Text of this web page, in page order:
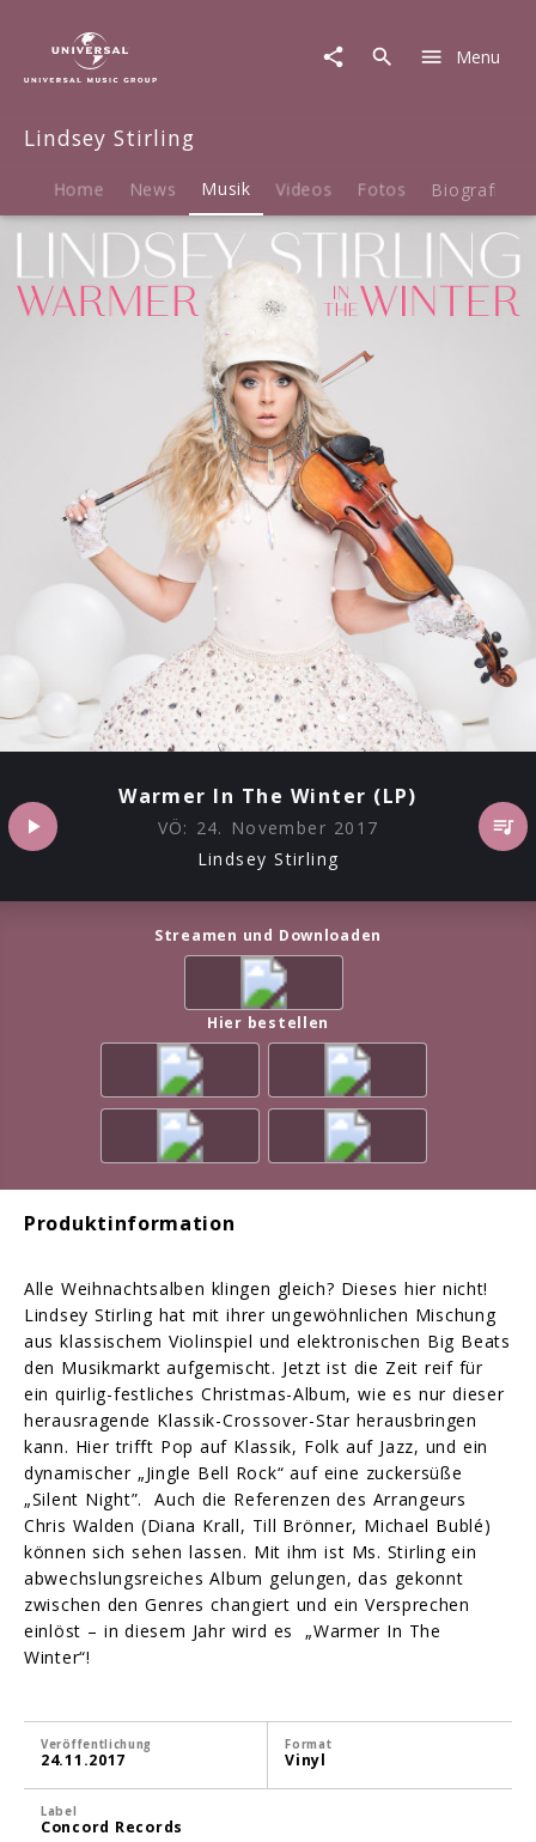
Musik
Warmer
Winter
(LP)
Menu
Lindsey Stirling
Home News Musik Videos Fotos Biografie
Warmer In The Winter (LP)
VÖ: 24. November 2017
Lindsey Stirling
Streamen und Downloaden
Hier bestellen
Produktinformation
Alle Weihnachtsalben klingen gleich? Dieses hier nicht!
Lindsey Stirling hat mit ihrer ungewöhnlichen Mischung
aus klassischem Violinspiel und elektronischen Big Beats
den Musikmarkt aufgemischt. Jetzt ist die Zeit reif für
ein quirlig-festliches Christmas-Album, wie es nur dieser
herausragende Klassik-Crossover-Star herausbringen
kann. Hier trifft Pop auf Klassik, Folk auf Jazz, und ein
dynamischer „Jingle Bell Rock“ auf eine zuckersüße
„Silent Night”. Auch die Referenzen des Arrangeurs
Chris Walden (Diana Krall, Till Brönner, Michael Bublé)
können sich sehen lassen. Mit ihm ist Ms. Stirling ein
abwechslungsreiches Album gelungen, das gekonnt
zwischen den Genres changiert und ein Versprechen
einlöst – in diesem Jahr wird es „Warmer In The
Winter“!
Veröffentlichung
24.11.2017
Format
Vinyl
Label
Concord Records